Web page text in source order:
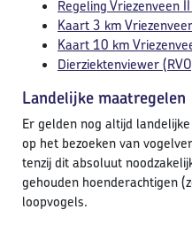
Regeling Vriezenveen
Kaart 3 km
Kaart 10 km
Dierziektenviewer
Landelijke maatregelen
Er gelden nog altijd
op het bezoeken van
tenzij dit absoluut
gehouden hoenderachtigen
loopvogels.